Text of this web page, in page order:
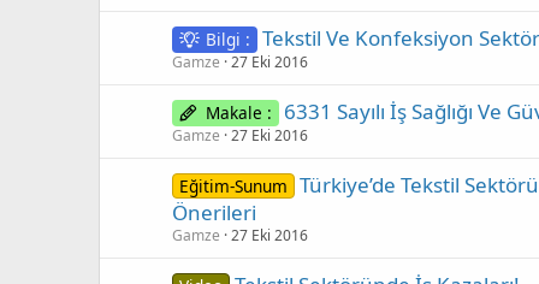
Bilgi : Tekstil Ve Konfeksiyon
Gamze 27 Eki 2016
Makale : 6331 Sayılı İş Sağlığı Ve
Gamze 27 Eki 2016
Eğitim-Sunum Türkiye’de Tekstil
Önerileri
Gamze 27 Eki 2016